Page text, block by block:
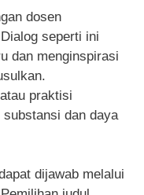
dosen
seperti ini
dan menginspirasi
praktisi
substansi dan daya
dijawab melalui